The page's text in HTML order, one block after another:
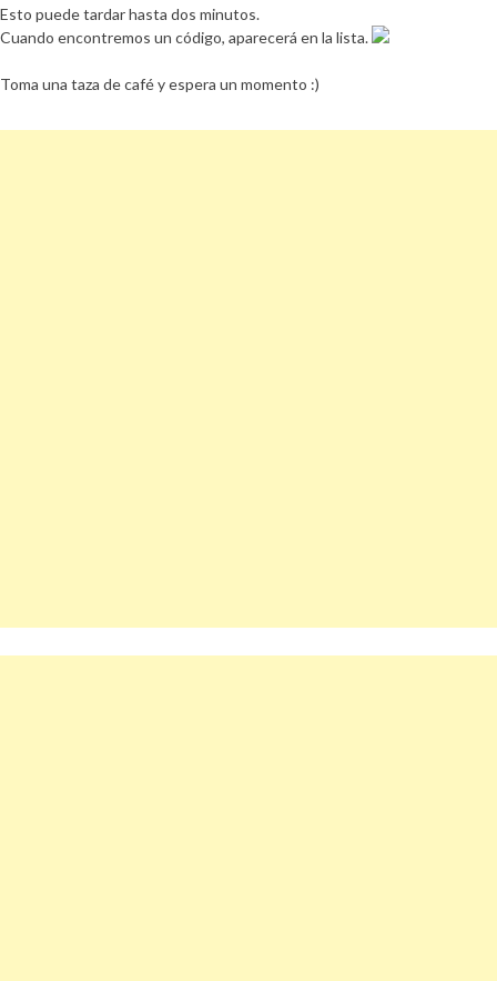
Esto puede tardar hasta dos minutos.
Cuando encontremos un código, aparecerá en la lista.
Toma una taza de café y espera un momento :)